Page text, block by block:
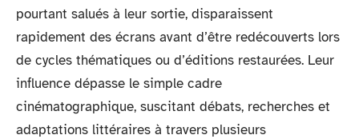
pourtant salués à leur sortie, disparaissent
rapidement des écrans avant d’être redécouverts lors
de cycles thématiques ou d’éditions restaurées. Leur
influence dépasse le simple cadre
cinématographique, suscitant débats, recherches et
adaptations littéraires à travers plusieurs